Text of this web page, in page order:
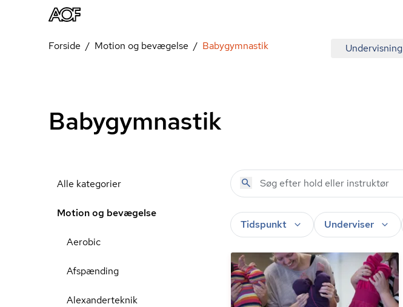
Undervisning
Forside Motion og bevægelse Babygymnastik
Babygymnastik
Alle kategorier
Motion og bevægelse
Aerobic
Afspænding
Alexanderteknik
Tidspunkt Underviser